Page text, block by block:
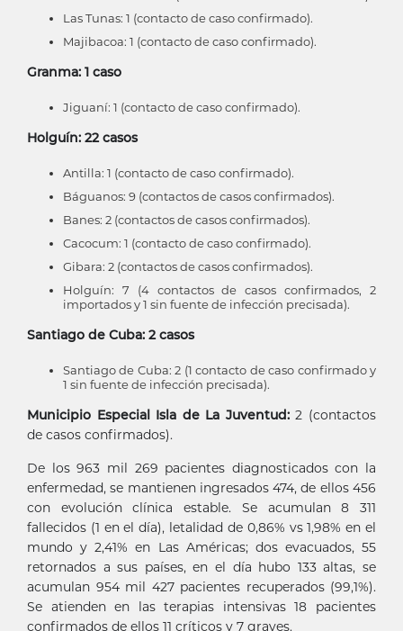
Las Tunas: 1 (contacto de caso confirmado).
Majibacoa: 1 (contacto de caso confirmado).
Granma: 1 caso
Jiguaní: 1 (contacto de caso confirmado).
Holguín: 22 casos
Antilla: 1 (contacto de caso confirmado).
Báguanos: 9 (contactos de casos confirmados).
Banes: 2 (contactos de casos confirmados).
Cacocum: 1 (contacto de caso confirmado).
Gibara: 2 (contactos de casos confirmados).
Holguín: 7 (4 contactos de casos confirmados, 2
importados y 1 sin fuente de infección precisada).
Santiago de Cuba: 2 casos
Santiago de Cuba: 2 (1 contacto de caso confirmado y
1 sin fuente de infección precisada).
Municipio Especial Isla de La Juventud:2 (contactos
de casos confirmados).
De los 963 mil 269 pacientes diagnosticados con la
enfermedad, se mantienen ingresados 474, de ellos 456
con evolución clínica estable. Se acumulan 8 311
fallecidos (1 en el día), letalidad de 0,86% vs 1,98% en el
mundo y 2,41% en Las Américas; dos evacuados, 55
retornados a sus países, en el día hubo 133 altas, se
acumulan 954 mil 427 pacientes recuperados (99,1%).
Se atienden en las terapias intensivas 18 pacientes
confirmados de ellos 11 críticos y 7 graves.